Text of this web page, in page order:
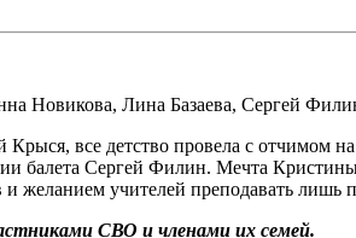
Новикова, Лина Базаева, Сергей
все детство провела с отчимом
балета Сергей Филин. Мечта
и желанием учителей преподавать
СВО и членами их семей.